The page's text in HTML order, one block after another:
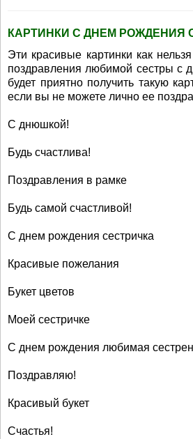
КАРТИНКИ С ДНЕМ РОЖДЕНИЯ
Эти красивые картинки как
поздравления любимой сестры с
будет приятно получить такую
если вы не можете лично ее
С днюшкой!
Будь счастлива!
Поздравления в рамке
Будь самой счастливой!
С днем рождения сестричка
Красивые пожелания
Букет цветов
Моей сестричке
С днем рождения любимая
Поздравляю!
Красивый букет
Счастья!